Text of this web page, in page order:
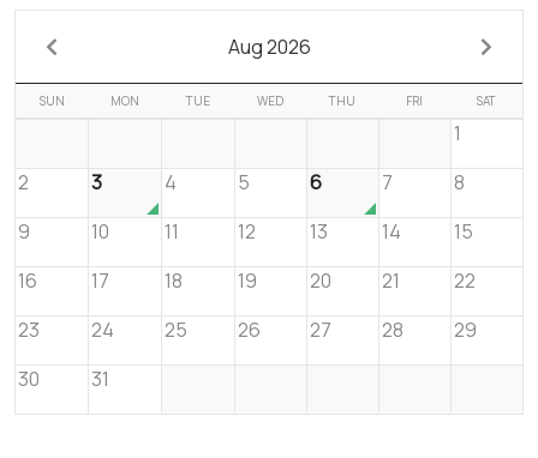
Aug 2026
SUN MON TUE WED THU FRI SAT
1
2
3 4 5 6 7
8
9
10 11 12 13 14
15
16
17 18 19 20 21
22
23
24 25 26 27 28
29
30
31